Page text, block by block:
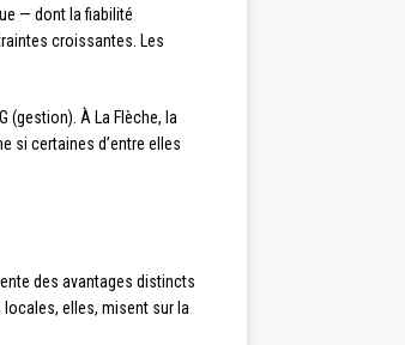
— dont la fiabilité
croissantes. Les
(gestion). À La Flèche, la
si certaines d’entre elles
des avantages distincts
elles, misent sur la